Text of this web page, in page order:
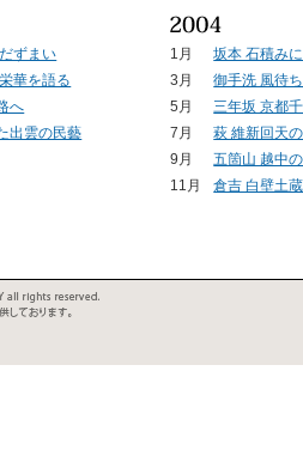
ずまい
華を語る
へ
出雲の民藝
1月
坂本 石積み
3月
御手洗 風待
5月
三年坂 京都
7月
萩 維新回天
9月
五箇山 越中
11月
倉吉 白壁土